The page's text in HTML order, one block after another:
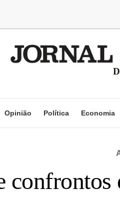
Opinião Política Economia
confrontos